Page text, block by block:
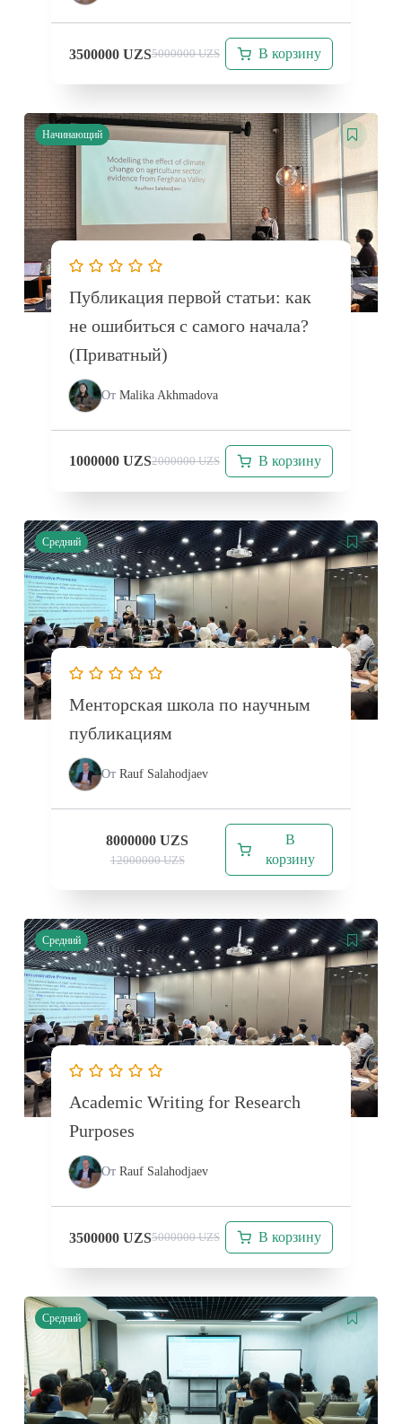
5000000UZS
3500000 UZS В корзину
Начинающий
Публикация первой статьи: как
не ошибиться с самого начала?
(Приватный)
От Malika Akhmadova
2000000UZS
1000000 UZS В корзину
Средний
Менторская школа по научным
публикациям
От Rauf Salahodjaev
12000000UZS
8000000UZS
В
корзину
Средний
Academic Writing for Research
Purposes
От Rauf Salahodjaev
5000000UZS
3500000 UZS В корзину
Средний